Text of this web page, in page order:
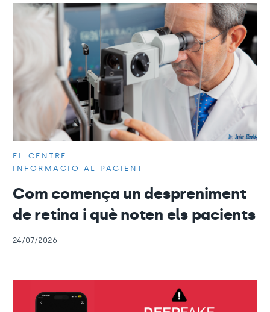
EL CENTRE
INFORMACIÓ AL PACIENT
Com comença un despreniment
de retina i què noten els pacients
24/07/2026